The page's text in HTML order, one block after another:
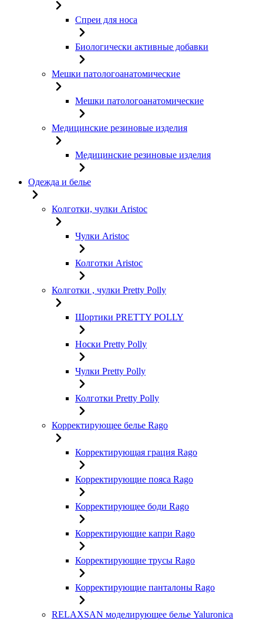
Спреи для носа
Биологически активные добавки
Мешки патологоанатомические
Мешки патологоанатомические
Медицинские резиновые изделия
Медицинские резиновые изделия
Одежда и белье
Колготки, чулки Aristoc
Чулки Aristoc
Колготки Aristoc
Колготки , чулки Pretty Polly
Шортики PRETTY POLLY
Носки Pretty Polly
Чулки Pretty Polly
Колготки Pretty Polly
Корректирующее белье Rago
Корректирующая грация Rago
Корректирующие пояса Rago
Корректирующее боди Rago
Корректирующие капри Rago
Корректирующие трусы Rago
Корректирующие панталоны Rago
RELAXSAN моделирующее белье Yaluroniсa